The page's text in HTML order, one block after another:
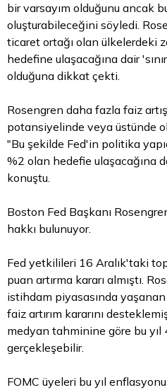
bir varsayım olduğunu ancak
oluşturabileceğini söyledi.
ticaret ortağı olan ülkelerdeki
hedefine ulaşacağına dair
olduğuna dikkat çekti.
Rosengren daha fazla faiz
potansiyelinde veya üstünde
"Bu şekilde Fed'in politika
%2 olan hedefie ulaşacağına
konuştu.
Boston Fed Başkanı
hakkı bulunuyor.
Fed yetkilileri 16 Aralık'taki
puan artırma kararı almıştı.
istihdam piyasasında
faiz artırım kararını
medyan tahminine göre bu yıl
gerçekleşebilir.
FOMC üyeleri bu yıl